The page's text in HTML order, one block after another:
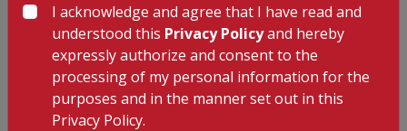
I acknowledge and agree that I have read and
understood this Privacy Policyand hereby
expressly authorize and consent to the
processing of my personal information for the
purposes and in the manner set out in this
Privacy Policy.